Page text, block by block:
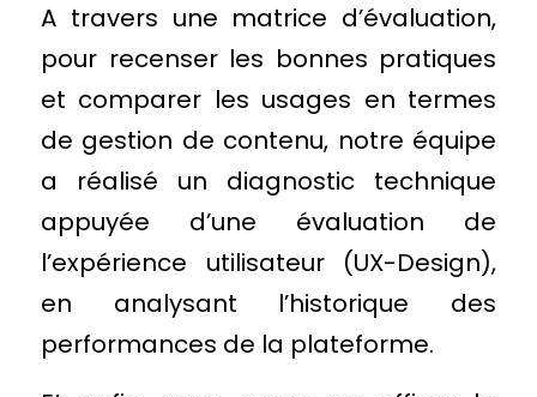
A travers une matrice d’évaluation,
pour recenser les bonnes pratiques
et comparer les usages en termes
de gestion de contenu, notre équipe
a réalisé un diagnostic technique
appuyée d’une évaluation de
l’expérience utilisateur (UX-Design),
en analysant l’historique des
performances de la plateforme.